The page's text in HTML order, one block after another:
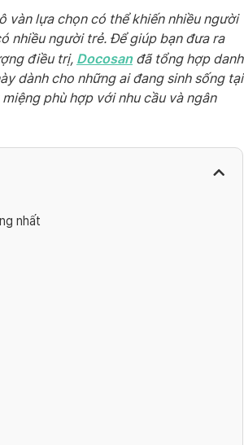
vàn lựa chọn có thể khiến nhiều người
nhiều người trẻ. Để giúp bạn đưa ra
điều trị, Docosanđã tổng hợp danh
dành cho những ai đang sinh sống tại
phù hợp với nhu cầu và ngân
nhất